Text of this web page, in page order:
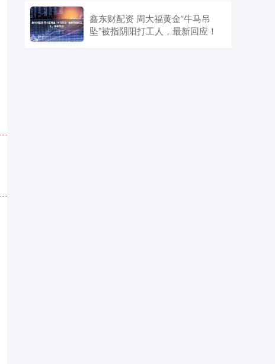
鑫东财配资 周大福黄金“牛马吊
坠”被指阴阳打工人，最新回应！